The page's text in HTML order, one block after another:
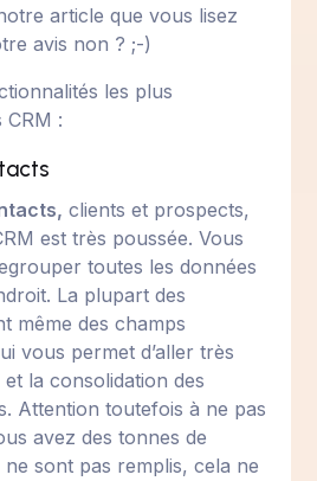
article que vous lisez
avis non ? ;-)
les plus
CRM :
clients et prospects,
est très poussée. Vous
toutes les données
La plupart des
même des champs
vous permet d’aller très
la consolidation des
Attention toutefois à ne pas
avez des tonnes de
ne sont pas remplis, cela ne